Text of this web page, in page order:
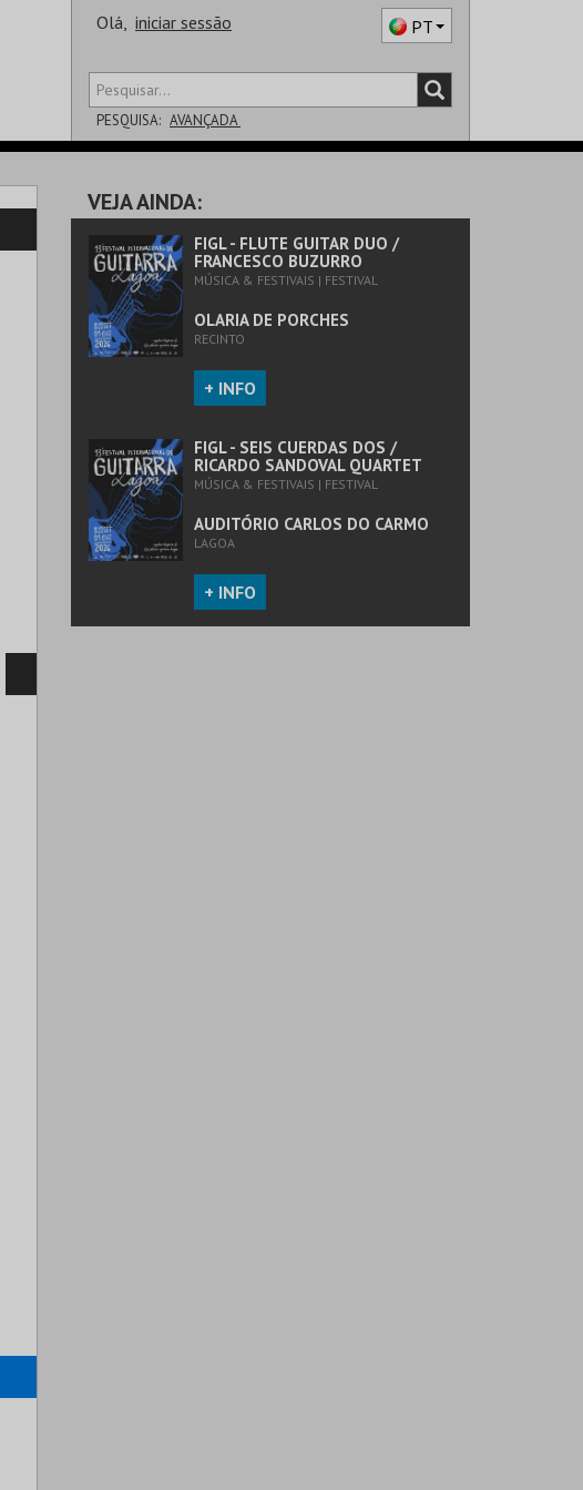
Olá, iniciar sessão PT
PESQUISA: AVANÇADA
VEJA AINDA:
FIGL - FLUTE GUITAR DUO /
FRANCESCO BUZURRO
MÚSICA & FESTIVAIS | FESTIVAL
OLARIA DE PORCHES
RECINTO
+ INFO
FIGL - SEIS CUERDAS DOS /
RICARDO SANDOVAL QUARTET
MÚSICA & FESTIVAIS | FESTIVAL
AUDITÓRIO CARLOS DO CARMO
LAGOA
+ INFO